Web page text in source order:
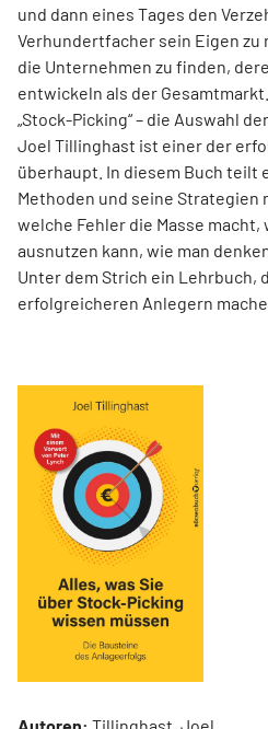
und dann eines Tages den
Verhundertfacher sein Eigen zu
die Unternehmen zu finden,
entwickeln als der
„Stock-Picking“ – die Auswahl
Joel Tillinghast ist einer der
überhaupt. In diesem Buch teilt
Methoden und seine Strategien
welche Fehler die Masse macht,
ausnutzen kann, wie man
Unter dem Strich ein Lehrbuch,
erfolgreicheren Anlegern